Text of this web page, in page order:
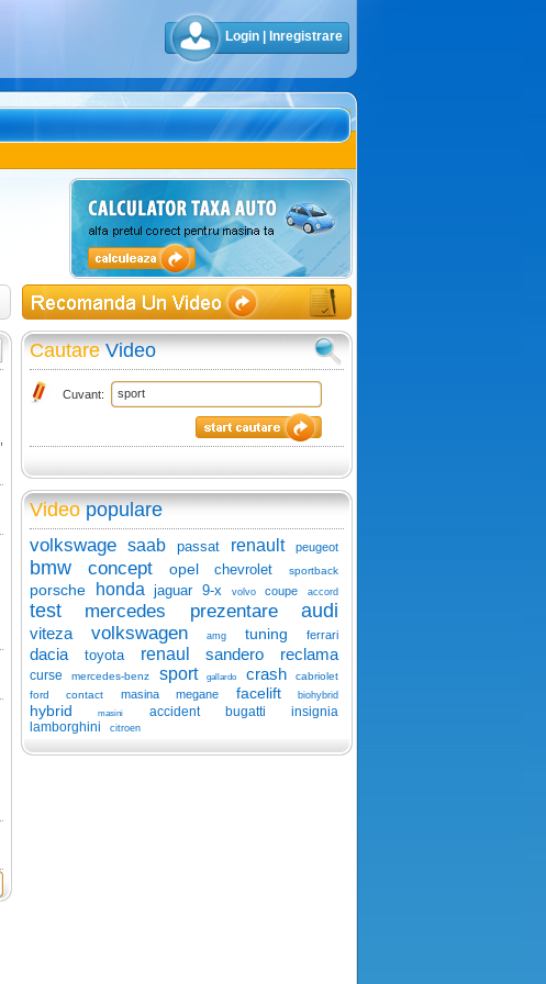
Login Inregistrare
CautareVideo
Cuvant:
Videopopulare
volkswage saab passat renault peugeot
bmw concept opel chevrolet sportback
porsche honda jaguar 9-x volvo coupe accord
test mercedes prezentare audi
viteza volkswagen amg tuning ferrari
dacia toyota renaul sandero reclama
curse mercedes-benz sport gallardo crash
cabriolet
ford
contact masina megane facelift biohybrid
hybrid masini accident bugatti
insignia
lamborghini
citroen